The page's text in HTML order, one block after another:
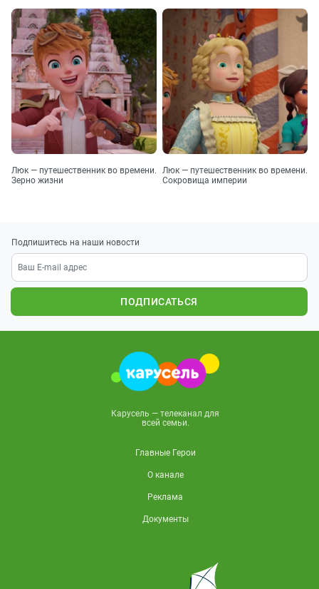
Люк — путешественник во времени.
Зерно жизни
Люк — путешественник во времени.
Сокровища империи
Подпишитесь на наши новости
ПОДПИСАТЬСЯ
Карусель — телеканал для
всей семьи.
Главные Герои
О канале
Реклама
Документы